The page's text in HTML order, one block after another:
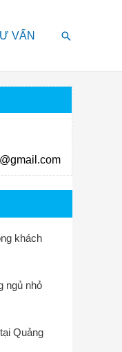
VẤN Search
khách
ngủ nhỏ
Quảng